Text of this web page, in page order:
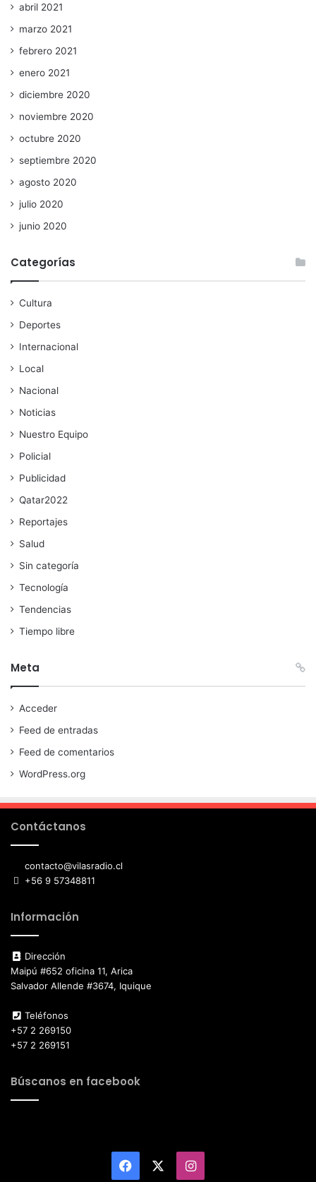
abril 2021
marzo 2021
febrero 2021
enero 2021
diciembre 2020
noviembre 2020
octubre 2020
septiembre 2020
agosto 2020
julio 2020
junio 2020
Categorías
Cultura
Deportes
Internacional
Local
Nacional
Noticias
Nuestro Equipo
Policial
Publicidad
Qatar2022
Reportajes
Salud
Sin categoría
Tecnología
Tendencias
Tiempo libre
Meta
Acceder
Feed de entradas
Feed de comentarios
WordPress.org
Contáctanos
contacto@vilasradio.cl
+56 9 57348811
Información
Dirección
Maipú #652 oficina 11, Arica
Salvador Allende #3674, Iquique
Teléfonos
+57 2 269150
+57 2 269151
Búscanos en facebook
Facebook Instagram